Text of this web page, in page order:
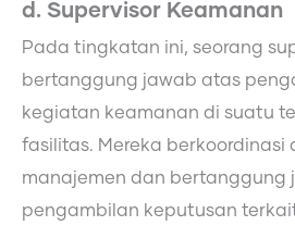
d. Supervisor Keamanan
Pada tingkatan ini, seorang
bertanggung jawab atas
kegiatan keamanan di suatu
fasilitas. Mereka berkoordinasi
manajemen dan bertanggung
pengambilan keputusan